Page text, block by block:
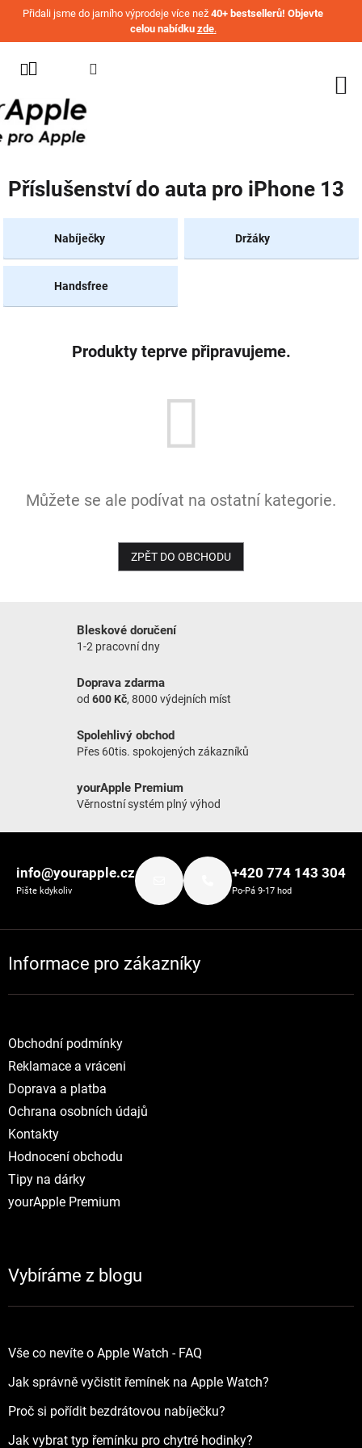
Přejít na obsah
Přidali jsme do jarního výprodeje více než 40+ bestsellerů! Objevte
celou nabídku zde.
IPHONE
MACBOOK
AIRPODS
AIRTAG
OSTATNÍ
Příslušenství do auta pro iPhone 13
Nabíječky Držáky
Handsfree
Produkty teprve připravujeme.
Můžete se ale podívat na ostatní kategorie.
ZPĚT DO OBCHODU
Bleskové doručení
1-2 pracovní dny
Doprava zdarma
od 600 Kč, 8000 výdejních míst
Spolehlivý obchod
Přes 60tis. spokojených zákazníků
yourApple Premium
Věrnostní systém plný výhod
info@yourapple.cz
Pište kdykoliv
+420 774 143 304
Po-Pá 9-17 hod
Informace pro zákazníky
Obchodní podmínky
Reklamace a vráceni
Doprava a platba
Ochrana osobních údajů
Kontakty
Hodnocení obchodu
Tipy na dárky
yourApple Premium
Vybíráme z blogu
Vše co nevíte o Apple Watch - FAQ
Jak správně vyčistit řemínek na Apple Watch?
Proč si pořídit bezdrátovou nabíječku?
Jak vybrat typ řemínku pro chytré hodinky?